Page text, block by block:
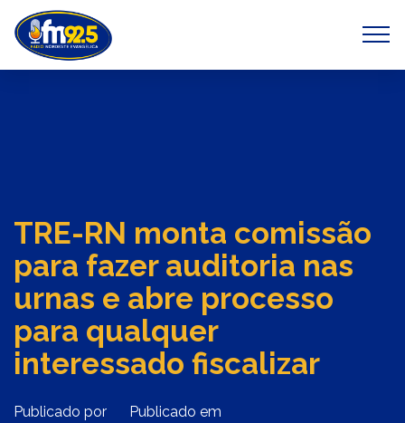
Previous Next
TRE-RN monta comissão
para fazer auditoria nas
urnas e abre processo
para qualquer
interessado fiscalizar
Publicado por
Publicado em